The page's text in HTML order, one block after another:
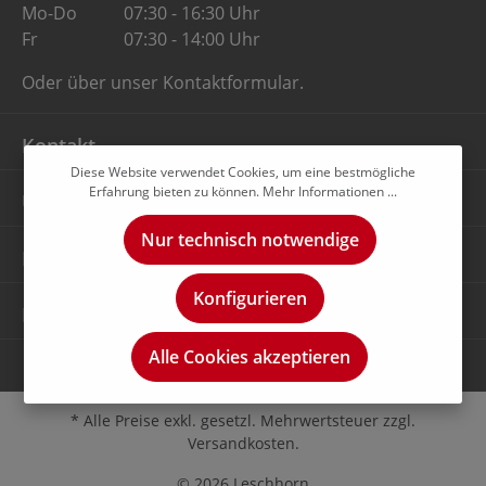
Mo-Do
07:30 - 16:30 Uhr
Fr
07:30 - 14:00 Uhr
Oder über unser Kontaktformular.
Kontakt
Unternehmen
Rechtliches
* Alle Preise exkl. gesetzl. Mehrwertsteuer zzgl.
Versandkosten.
Diese Website verwendet Cookies, um eine bestmögliche
Erfahrung bieten zu können. Mehr Informationen ...
Nur technisch notwendige
Konfigurieren
Alle Cookies akzeptieren